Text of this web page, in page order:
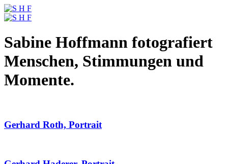
Sabine Hoffmann fotografiert
Menschen, Stimmungen und
Momente.
Gerhard Roth, Portrait